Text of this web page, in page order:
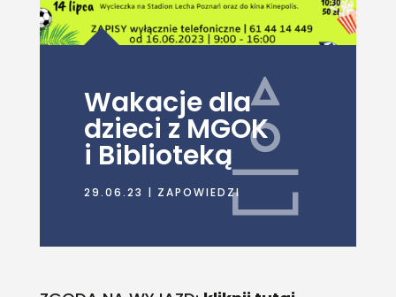
Wakacje dla
dzieci z MGOK
i Biblioteką
29.06.23 | ZAPOWIEDZI